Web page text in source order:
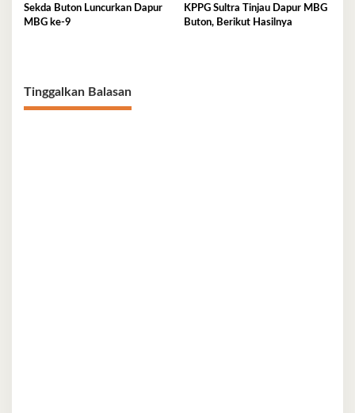
Sekda Buton Luncurkan Dapur
MBG ke-9
KPPG Sultra Tinjau Dapur MBG
Buton, Berikut Hasilnya
Tinggalkan Balasan